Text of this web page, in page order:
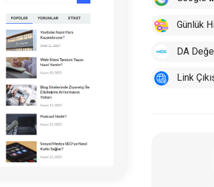
Günlük
DA
Link